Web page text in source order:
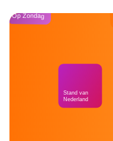
Op Zondag
Stand van
Nederland